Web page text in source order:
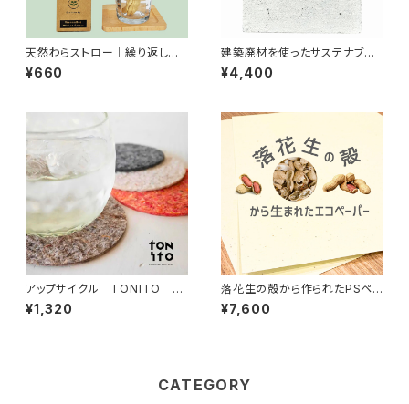
天然わらストロー｜繰り返し使
えるエコストロー｜プラスチック
削減・サステナブル生活アイテム
¥660
建築廃材を使ったサステナブル
アイテム モルタル調ボード
ホワイト MOODE（モーデ）
¥4,400
アップサイクル TONITO 廃
棄衣類 リサイクルフェルト コ
ースター4色セット
¥1,320
落花生の殻から作られたPSペ
ーパー 薄め｜環境に優しいエ
コ・サステナブル素材・アップサ
¥7,600
CATEGORY